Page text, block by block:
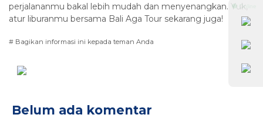
perjalananmu bakal lebih mudah dan menyenangkan. Yuk,
atur liburanmu bersama Bali Aga Tour sekarang juga!
# Bagikan informasi ini kepada teman Anda
Belum ada komentar
⚫ Online